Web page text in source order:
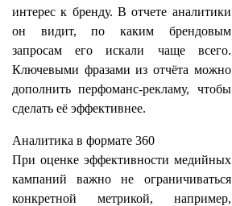
интерес к бренду. В отчете аналитики
он видит, по каким брендовым
запросам его искали чаще всего.
Ключевыми фразами из отчёта можно
дополнить перфоманс-рекламу, чтобы
сделать её эффективнее.
Аналитика в формате 360
При оценке эффективности медийных
кампаний важно не ограничиваться
конкретной метрикой, например,